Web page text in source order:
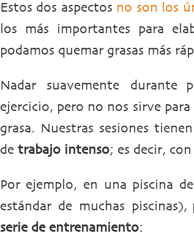
Estos dos aspectos no son los
los más importantes para
podamos quemar grasas más
Nadar suavemente durante
ejercicio, pero no nos sirve
grasa. Nuestras sesiones
de trabajo intenso; es decir, con
Por ejemplo, en una piscina
estándar de muchas
serie de entrenamiento: